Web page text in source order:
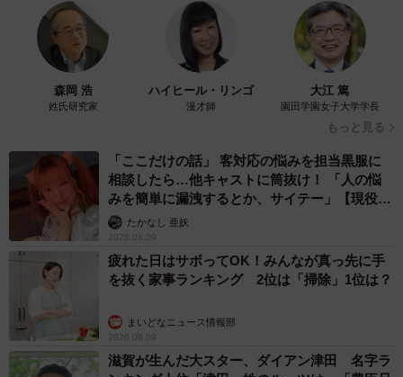
森岡 浩
姓氏研究家
ハイヒール・リンゴ
漫才師
大江 篤
園田学園女子大学学長
もっと見る
「ここだけの話」 客対応の悩みを担当黒服に
相談したら…他キャストに筒抜け！ 「人の悩
みを簡単に漏洩するとか、サイテー」【現役キ
ャストに取材】
たかなし 亜妖
2026.08.09
疲れた日はサボってOK！みんなが真っ先に手
を抜く家事ランキング 2位は「掃除」1位は？
まいどなニュース情報部
2026.08.09
滋賀が生んだ大スター、ダイアン津田 名字ラ